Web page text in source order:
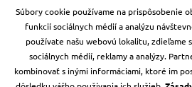
Podmienky ochrany osobných údajov
Zásady používanie cookies a Google
Krmiva Pučálka na sociálnych
Instagran Facebook
Súbory cookie používame na prispôsobenie
funkcií sociálnych médií a analýzu
používate našu webovú lokalitu, zdieľame
sociálnych médií, reklamy a analýzy.
kombinovať s inými informáciami, ktoré im